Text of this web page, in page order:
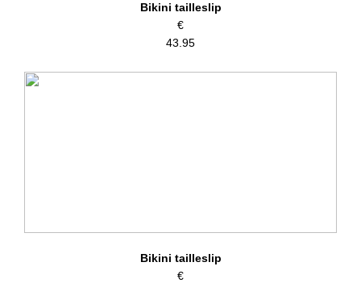
Bikini tailleslip
€
43.95
Bikini tailleslip
€